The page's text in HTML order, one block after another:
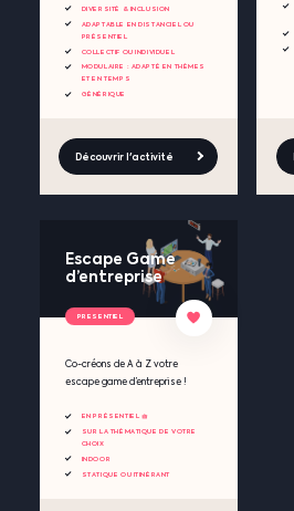
DIVERSITÉ & INCLUSION
ADAPTABLE EN DISTANCIEL OU
PRÉSENTIEL
COLLECTIF OU INDIVIDUEL
MODULAIRE : ADAPTÉ EN THÈMES
ET EN TEMPS
GÉNÉRIQUE
Découvrir l'activité
Escape Game
d’entreprise
Co-créons de A à Z votre
escape game d’entreprise !
EN PRÉSENTIEL 🧺
SUR LA THÉMATIQUE DE VOTRE
CHOIX
INDOOR
STATIQUE OU ITINÉRANT
PRESENTIEL